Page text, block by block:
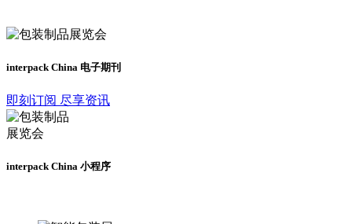
interpack China 电子期刊
即刻订阅 尽享资讯
interpack China 小程序